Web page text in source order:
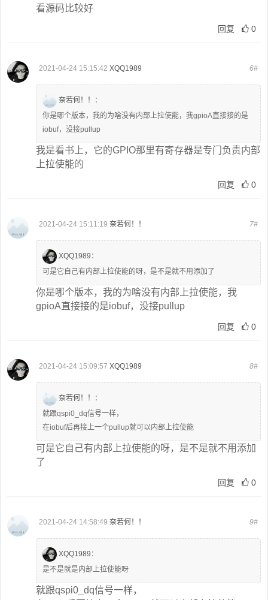
看源码比较好
回复 0
2021-04-24 15:15:42 XQQ1989 6#
奈若何！！
：
你是哪个版本，我的为啥没有内部上拉使能，我gpioA直接接的是
iobuf，没接pullup
我是看书上，它的GPIO那里有寄存器是专门负责内部
上拉使能的
回复 0
2021-04-24 15:11:19 奈若何！！ 7#
XQQ1989 ：
可是它自己有内部上拉使能的呀，是不是就不用添加了
你是哪个版本，我的为啥没有内部上拉使能，我
gpioA直接接的是iobuf，没接pullup
回复 0
2021-04-24 15:09:57 XQQ1989 8#
奈若何！！
：
就跟qspi0_dq信号一样，
在iobuf后再接上一个pullup就可以内部上拉使能
可是它自己有内部上拉使能的呀，是不是就不用添加
了
回复 0
2021-04-24 14:58:49 奈若何！！ 9#
XQQ1989 ：
是不是就是内部上拉使能呀
就跟qspi0_dq信号一样，